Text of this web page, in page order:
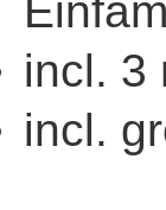
incl. 3
incl.